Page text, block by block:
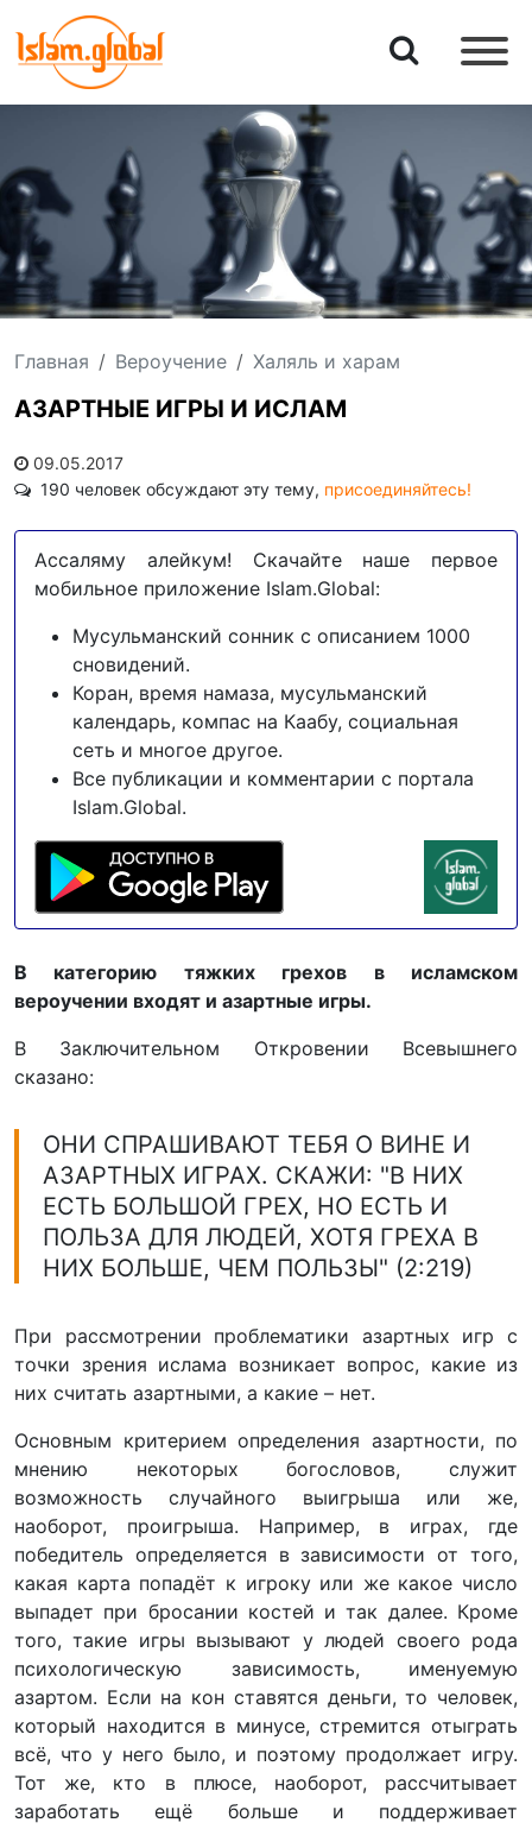
Главная Вероучение Халяль и харам
АЗАРТНЫЕ ИГРЫ И ИСЛАМ
09.05.2017
190 человек обсуждают эту тему, присоединяйтесь!
Ассаляму алейкум! Скачайте наше первое
мобильное приложение Islam.Global:
Мусульманский сонник с описанием 1000
сновидений.
Коран, время намаза, мусульманский
календарь, компас на Каабу, социальная
сеть и многое другое.
Все публикации и комментарии с портала
Islam.Global.
В категорию тяжких грехов в исламском
вероучении входят и азартные игры.
В Заключительном Откровении Всевышнего
сказано:
ОНИ СПРАШИВАЮТ ТЕБЯ О ВИНЕ И
АЗАРТНЫХ ИГРАХ. СКАЖИ: "В НИХ
ЕСТЬ БОЛЬШОЙ ГРЕХ, НО ЕСТЬ И
ПОЛЬЗА ДЛЯ ЛЮДЕЙ, ХОТЯ ГРЕХА В
НИХ БОЛЬШЕ, ЧЕМ ПОЛЬЗЫ" (2:219)
При рассмотрении проблематики азартных игр с
точки зрения ислама возникает вопрос, какие из
них считать азартными, а какие – нет.
Основным критерием определения азартности, по
мнению некоторых богословов, служит
возможность случайного выигрыша или же,
наоборот, проигрыша. Например, в играх, где
победитель определяется в зависимости от того,
какая карта попадёт к игроку или же какое число
выпадет при бросании костей и так далее. Кроме
того, такие игры вызывают у людей своего рода
психологическую зависимость, именуемую
азартом. Если на кон ставятся деньги, то человек,
который находится в минусе, стремится отыграть
всё, что у него было, и поэтому продолжает игру.
Тот же, кто в плюсе, наоборот, рассчитывает
заработать ещё больше и поддерживает